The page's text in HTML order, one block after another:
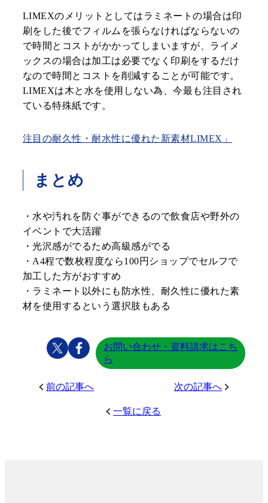
LIMEXのメリットとしてはラミネートの場合は印
刷をした後でフィルムを張らなければならないの
で時間とコストがかかってしまいますが、ライメ
ックスの場合は加工は必要でなく印刷をするだけ
なので時間とコストを削減することが可能です。
LIMEXは木と水を使用しない為、今最も注目され
ている特殊紙です。
注目の耐久性・耐水性に優れた新素材LIMEX」
まとめ
・水や汚れを防ぐ事ができるので飲食店や野外の
イベントで大活躍
・光沢感がでるため高級感がでる
・A4程で数枚程度なら100円ショップでセルフで
加工した方がおすすめ
・ラミネート以外にも防水性、耐久性に優れた素
材を使用するという選択肢もある
お問い合わせ・資料請求はこち
ら
前の記事へ 次の記事へ
一覧に戻る